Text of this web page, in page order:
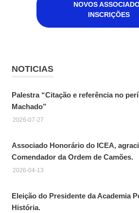
NOVOS
INSCRIÇÕES
NOTICIAS
Palestra “Citação e referência no
Machado”
2026-07-27
Associado Honorário do ICEA,
Comendador da Ordem de Camões.
2026-04-13
Eleição do Presidente da Academia
História.